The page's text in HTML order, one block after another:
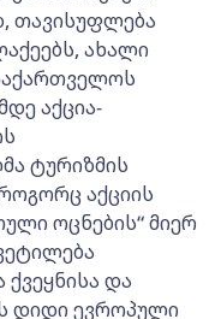
თავისუფლება
ახალი
აქცია-
ტურიზმის
აქციის
ოცნების“ მიერ
და
დიდი ევროპული